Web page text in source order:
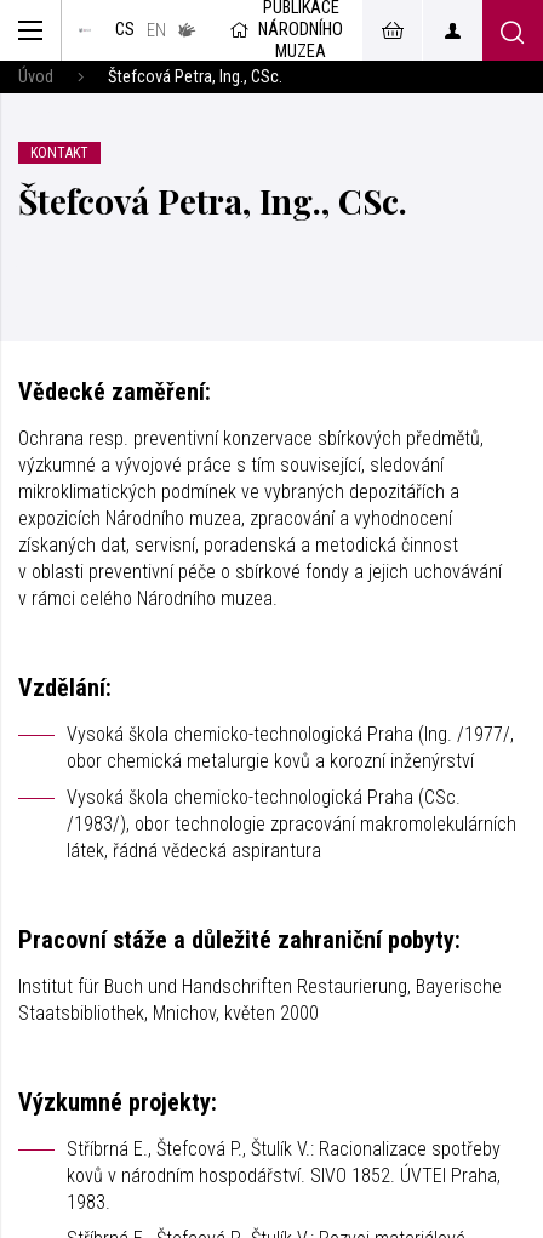
CS EN
v českém
jazyce
PUBLIKACE
NÁRODNÍHO
MUZEA
Úvod
Štefcová Petra, Ing., CSc.
KONTAKT
Štefcová Petra, Ing., CSc.
Vědecké zaměření:
Ochrana resp. preventivní konzervace sbírkových předmětů,
výzkumné a vývojové práce s tím související, sledování
mikroklimatických podmínek ve vybraných depozitářích a
expozicích Národního muzea, zpracování a vyhodnocení
získaných dat, servisní, poradenská a metodická činnost
v oblasti preventivní péče o sbírkové fondy a jejich uchovávání
v rámci celého Národního muzea.
Vzdělání:
Vysoká škola chemicko-technologická Praha (Ing. /1977/,
obor chemická metalurgie kovů a korozní inženýrství
Vysoká škola chemicko-technologická Praha (CSc.
/1983/), obor technologie zpracování makromolekulárních
látek, řádná vědecká aspirantura
Pracovní stáže a důležité zahraniční pobyty:
Institut für Buch und Handschriften Restaurierung, Bayerische
Staatsbibliothek, Mnichov, květen 2000
Výzkumné projekty:
Stříbrná E., Štefcová P., Štulík V.: Racionalizace spotřeby
kovů v národním hospodářství. SIVO 1852. ÚVTEI Praha,
1983.